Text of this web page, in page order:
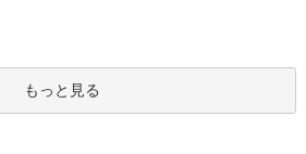
もっと見る